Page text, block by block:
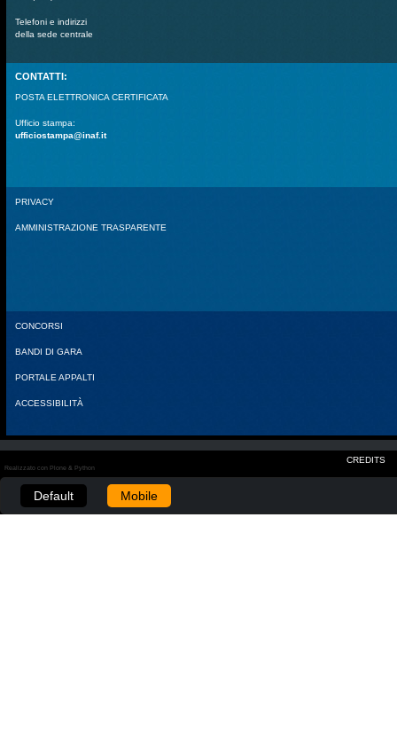
Telefoni e indirizzi
della sede centrale
CONTATTI:
POSTA ELETTRONICA CERTIFICATA
Ufficio stampa:
ufficiostampa@inaf.it
PRIVACY
AMMINISTRAZIONE TRASPARENTE
CONCORSI
BANDI DI GARA
PORTALE APPALTI
ACCESSIBILITÀ
CREDITS
Realizzato con Plone & Python
Default Mobile